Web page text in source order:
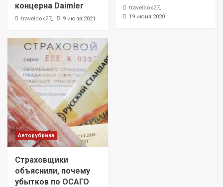
концерна Daimler
travelbox27_ 9 июля 2021
travelbox27_
19 июня 2020
Авторубрика
Страховщики
объяснили, почему
убытков по ОСАГО